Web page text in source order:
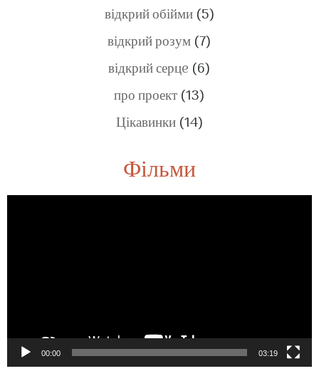
відкрий обійми(5)
відкрий розум(7)
відкрий серцe (6)
про проект(13)
Цікавинки(14)
Фільми
00:00 03:19